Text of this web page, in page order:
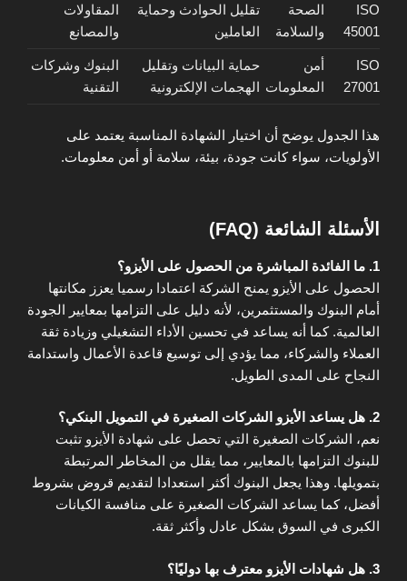
ISO
45001
الصحة
والسلامة
تقليل الحوادث وحماية
العاملين
المقاولات
والمصانع
ISO
27001
أمن
المعلومات
حماية البيانات وتقليل
الهجمات الإلكترونية
البنوك وشركات
التقنية
هذا الجدول يوضح أن اختيار الشهادة المناسبة يعتمد على
الأولويات، سواء كانت جودة، بيئة، سلامة أو أمن معلومات.
الأسئلة الشائعة (FAQ)
1. ما الفائدة المباشرة من الحصول على الأيزو؟
الحصول على الأيزو يمنح الشركة اعتمادا رسميا يعزز مكانتها
أمام البنوك والمستثمرين، لأنه دليل على التزامها بمعايير الجودة
العالمية. كما أنه يساعد في تحسين الأداء التشغيلي وزيادة ثقة
العملاء والشركاء، مما يؤدي إلى توسيع قاعدة الأعمال واستدامة
النجاح على المدى الطويل.
2. هل يساعد الأيزو الشركات الصغيرة في التمويل البنكي؟
نعم، الشركات الصغيرة التي تحصل على شهادة الأيزو تثبت
للبنوك التزامها بالمعايير، مما يقلل من المخاطر المرتبطة
بتمويلها. وهذا يجعل البنوك أكثر استعدادا لتقديم قروض بشروط
أفضل، كما يساعد الشركات الصغيرة على منافسة الكيانات
الكبرى في السوق بشكل عادل وأكثر ثقة.
3. هل شهادات الأيزو معترف بها دوليًا؟